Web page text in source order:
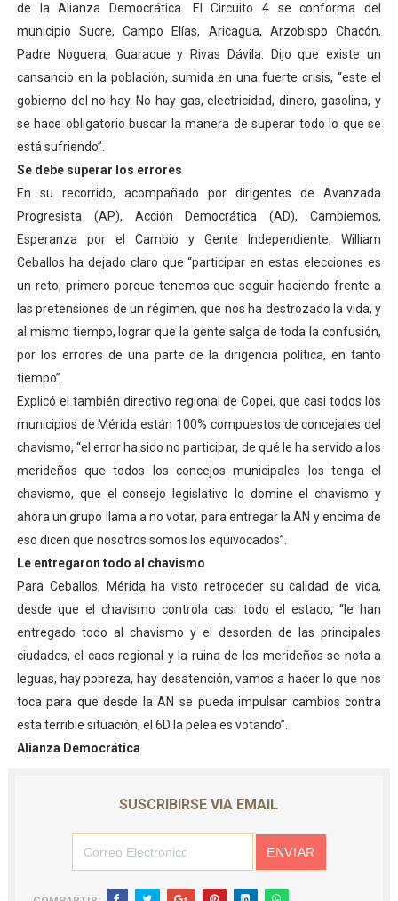
Gobernador Arnaldo Sánchez apadrina a más de 993
Plan Quirúrgico Regional llega a Pueblo Llano con la
de la Alianza Democrática. El Circuito 4 se conforma del
municipio Sucre, Campo Elías, Aricagua, Arzobispo Chacón,
Padre Noguera, Guaraque y Rivas Dávila. Dijo que existe un
cansancio en la población, sumida en una fuerte crisis, “este el
gobierno del no hay. No hay gas, electricidad, dinero, gasolina, y
se hace obligatorio buscar la manera de superar todo lo que se
está sufriendo”.
Se debe superar los errores
En su recorrido, acompañado por dirigentes de Avanzada
Progresista (AP), Acción Democrática (AD), Cambiemos,
Esperanza por el Cambio y Gente Independiente, William
Ceballos ha dejado claro que “participar en estas elecciones es
un reto, primero porque tenemos que seguir haciendo frente a
las pretensiones de un régimen, que nos ha destrozado la vida, y
al mismo tiempo, lograr que la gente salga de toda la confusión,
por los errores de una parte de la dirigencia política, en tanto
tiempo”.
Explicó el también directivo regional de Copei, que casi todos los
municipios de Mérida están 100% compuestos de concejales del
chavismo, “el error ha sido no participar, de qué le ha servido a los
merideños que todos los concejos municipales los tenga el
chavismo, que el consejo legislativo lo domine el chavismo y
ahora un grupo llama a no votar, para entregar la AN y encima de
eso dicen que nosotros somos los equivocados”.
Le entregaron todo al chavismo
Para Ceballos, Mérida ha visto retroceder su calidad de vida,
desde que el chavismo controla casi todo el estado, “le han
entregado todo al chavismo y el desorden de las principales
ciudades, el caos regional y la ruina de los merideños se nota a
leguas, hay pobreza, hay desatención, vamos a hacer lo que nos
toca para que desde la AN se pueda impulsar cambios contra
esta terrible situación, el 6D la pelea es votando”.
Alianza Democrática
SUSCRIBIRSE VIA EMAIL